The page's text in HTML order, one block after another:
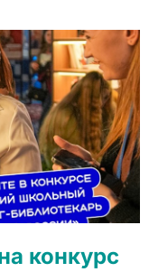
конкурс